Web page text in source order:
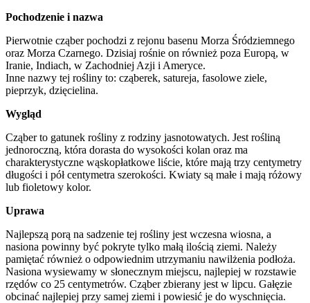
Pochodzenie i nazwa
Pierwotnie cząber pochodzi z rejonu basenu Morza Śródziemnego
oraz Morza Czarnego. Dzisiaj rośnie on również poza Europą, w
Iranie, Indiach, w Zachodniej Azji i Ameryce.
Inne nazwy tej rośliny to: cząberek, satureja, fasolowe ziele,
pieprzyk, dzięcielina.
Wygląd
Cząber to gatunek rośliny z rodziny jasnotowatych. Jest rośliną
jednoroczną, która dorasta do wysokości kolan oraz ma
charakterystyczne wąskopłatkowe liście, które mają trzy centymetry
długości i pół centymetra szerokości. Kwiaty są małe i mają różowy
lub fioletowy kolor.
Uprawa
Najlepszą porą na sadzenie tej rośliny jest wczesna wiosna, a
nasiona powinny być pokryte tylko małą ilością ziemi. Należy
pamiętać również o odpowiednim utrzymaniu nawilżenia podłoża.
Nasiona wysiewamy w słonecznym miejscu, najlepiej w rozstawie
rzędów co 25 centymetrów. Cząber zbierany jest w lipcu. Gałęzie
obcinać najlepiej przy samej ziemi i powiesić je do wyschnięcia.